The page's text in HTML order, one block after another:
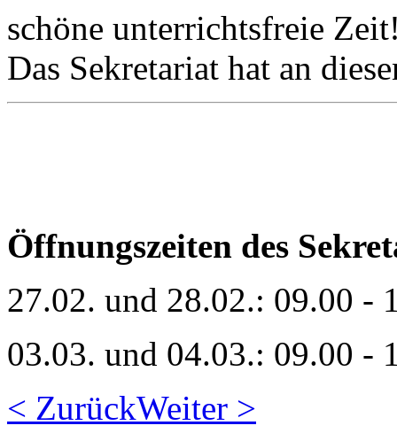
schöne unterrichtsfreie
Das Sekretariat hat an
Öffnungszeiten des
27.02. und 28.02.: 09.00 -
03.03. und 04.03.: 09.00 -
< ZurückWeiter >